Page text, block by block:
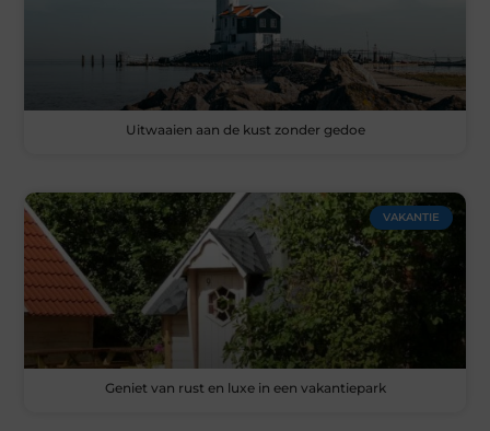
Uitwaaien aan de kust zonder gedoe
VAKANTIE
Geniet van rust en luxe in een vakantiepark